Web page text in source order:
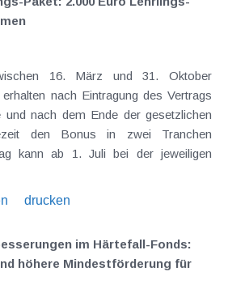
16. März und 31. Oktober
nach Eintragung des Vertrags
und nach dem Ende der gesetzlichen
den Bonus in zwei Tranchen
kann ab 1. Juli bei der jeweiligen
drucken
im Härtefall-Fonds:
höhere Mindestförderung für